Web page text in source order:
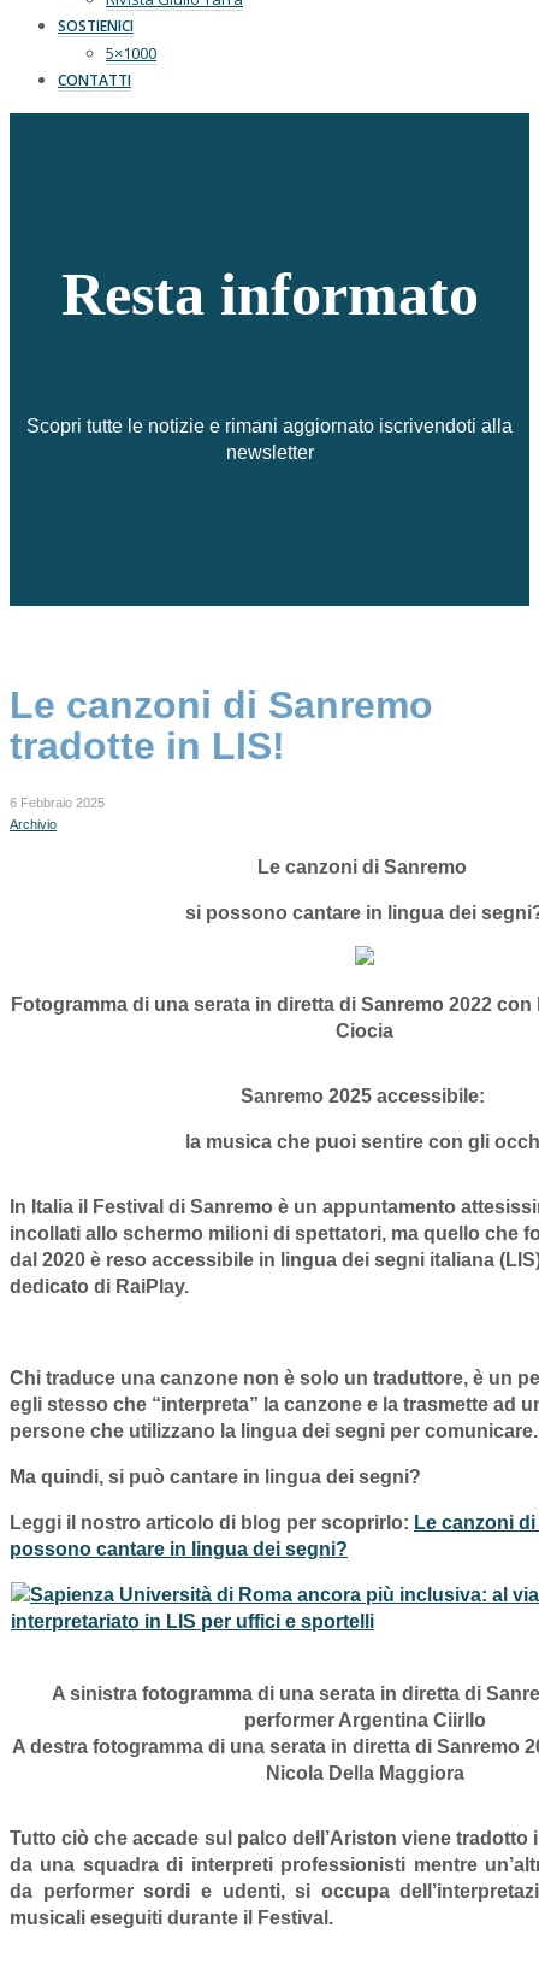
SOSTIENICI
5×1000
CONTATTI
Resta informato
Scopri tutte le notizie e rimani aggiornato iscrivendoti alla
newsletter
Le canzoni di Sanremo
tradotte in LIS!
6 Febbraio 2025
Archivio
Le canzoni di Sanremo
si possono cantare in lingua dei
Fotogramma di una serata in diretta di Sanremo 2022
Ciocia
Sanremo 2025 accessibile:
la musica che puoi sentire con gli
In Italia il Festival di Sanremo è un appuntamento
incollati allo schermo milioni di spettatori, ma quello che
dal 2020 è reso accessibile in lingua dei segni italiana
dedicato di RaiPlay.
Chi traduce una canzone non è solo un traduttore, è un
egli stesso che “interpreta” la canzone e la trasmette ad
persone che utilizzano la lingua dei segni per comunicare.
Ma quindi, si può cantare in lingua dei segni?
Leggi il nostro articolo di blog per scoprirlo: Le canzoni
possono cantare in lingua dei segni?
A sinistra fotogramma di una serata in diretta di
performer Argentina Ciirllo
A destra fotogramma di una serata in diretta di Sanremo
Nicola Della Maggiora
Tutto ciò che accade sul palco dell’Ariston viene tradotto
da una squadra di interpreti professionisti mentre
da performer sordi e udenti,si occupa dell’
musicali eseguiti durante il Festival .